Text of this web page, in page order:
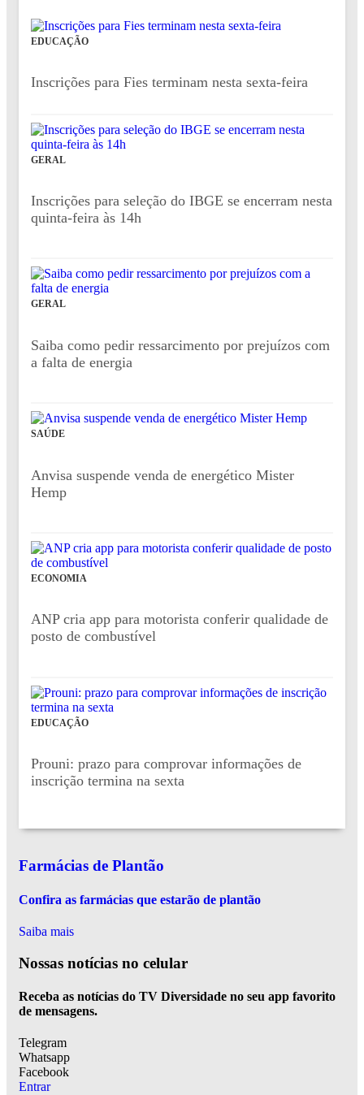
EDUCAÇÃO
Inscrições para Fies terminam nesta sexta-feira
GERAL
Inscrições para seleção do IBGE se encerram nesta
quinta-feira às 14h
GERAL
Saiba como pedir ressarcimento por prejuízos com
a falta de energia
SAÚDE
Anvisa suspende venda de energético Mister
Hemp
ECONOMIA
ANP cria app para motorista conferir qualidade de
posto de combustível
EDUCAÇÃO
Prouni: prazo para comprovar informações de
inscrição termina na sexta
Farmácias de Plantão
Confira as farmácias que estarão de plantão
Saiba mais
Nossas notícias no celular
Receba as notícias do TV Diversidade no seu app favorito
de mensagens.
Telegram
Whatsapp
Facebook
Entrar